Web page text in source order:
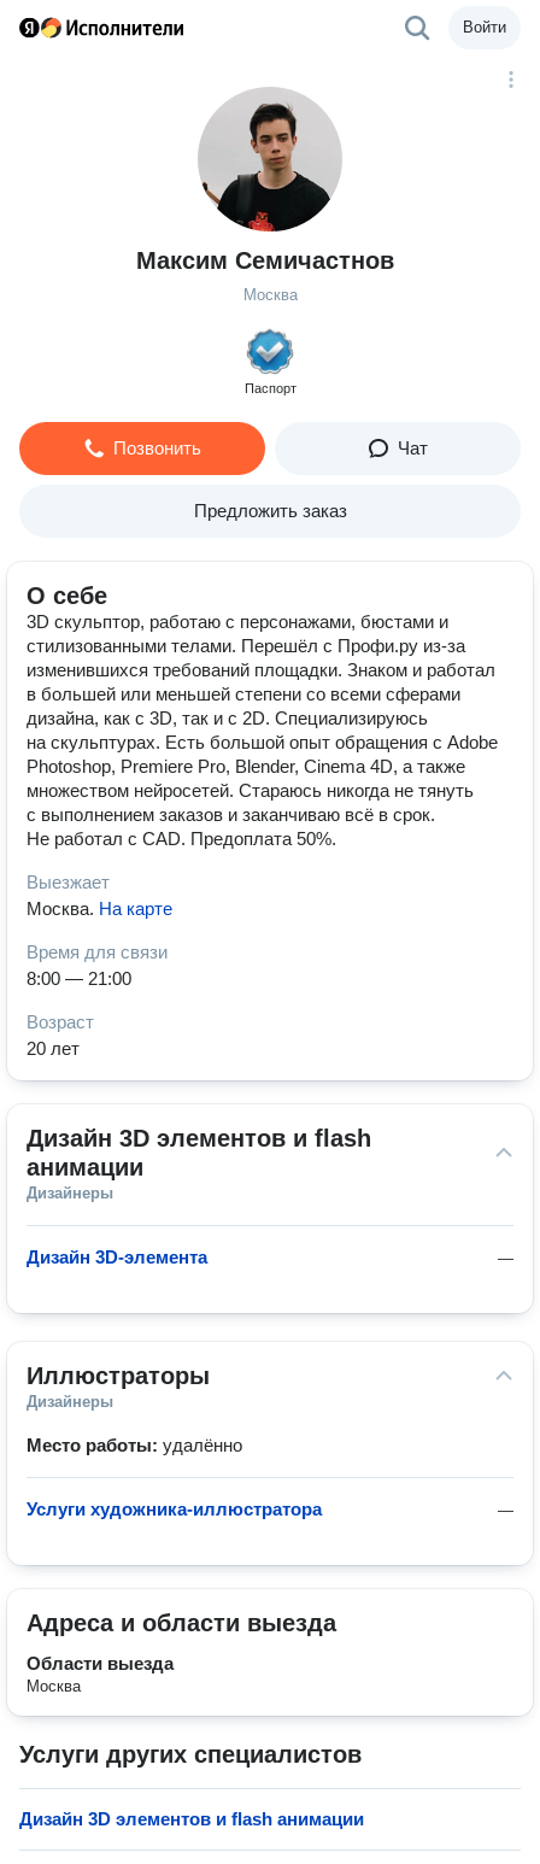
Войти
Максим Семичастнов
Москва
Паспорт
Позвонить Чат
Предложить заказ
О себе
3D скульптор, работаю с персонажами, бюстами и
стилизованными телами. Перешёл с Профи.ру из-за
изменившихся требований площадки. Знаком и работал
в большей или меньшей степени со всеми сферами
дизайна, как с 3D, так и с 2D. Специализируюсь
на скульптурах. Есть большой опыт обращения с Adobe
Photoshop, Premiere Pro, Blender, Cinema 4D, а также
множеством нейросетей. Стараюсь никогда не тянуть
с выполнением заказов и заканчиваю всё в срок.
Не работал с CAD. Предоплата 50%.
Выезжает
Москва. На карте
Время для связи
8:00 — 21:00
Возраст
20 лет
Дизайн 3D элементов и flash
анимации
Дизайнеры
—
Дизайн 3D-элемента
Иллюстраторы
Дизайнеры
Место работы: удалённо
—
Услуги художника-иллюстратора
Адреса и области выезда
Области выезда
Москва
Услуги других специалистов
Дизайн 3D элементов и flash анимации